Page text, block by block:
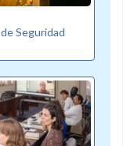
Seguridad